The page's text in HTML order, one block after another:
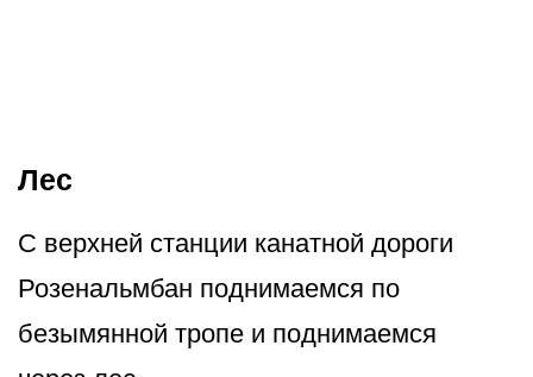
Лес
С верхней станции канатной дороги
Розенальмбан поднимаемся по
безымянной тропе и поднимаемся